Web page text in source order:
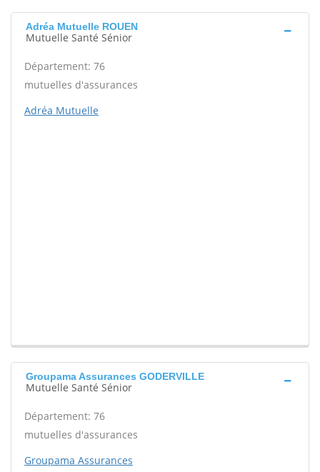
Adréa Mutuelle ROUEN
Mutuelle Santé Sénior
Département: 76
mutuelles d'assurances
Adréa Mutuelle
Groupama Assurances GODERVILLE
Mutuelle Santé Sénior
Département: 76
mutuelles d'assurances
Groupama Assurances